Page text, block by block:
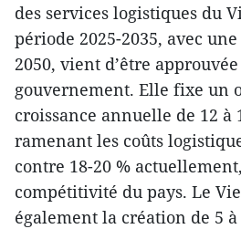
des services logistiques du
période 2025-2035, avec
2050, vient d’être
gouvernement. Elle fixe un
croissance annuelle de 12 à
ramenant les coûts
contre 18-20 %
compétitivité du pays. Le
également la création de 5